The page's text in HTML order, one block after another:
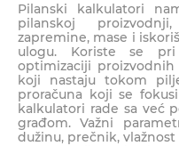
Pilanski kalkulatori
pilanskoj
zapremine, mase i
ulogu. Koriste se pri
optimizaciji
koji nastaju tokom
proračuna koji se
kalkulatori rade sa već
građom. Važni
dužinu, prečnik,